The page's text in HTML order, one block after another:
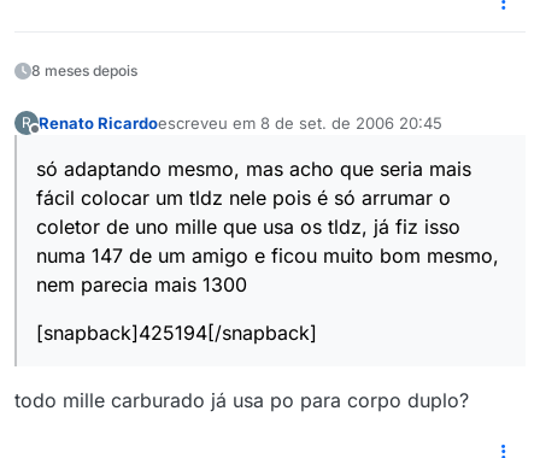
8 meses depois
R Renato Ricardoescreveu em 8 de set. de 2006 20:45
última edição por
só adaptando mesmo, mas acho que seria mais
fácil colocar um tldz nele pois é só arrumar o
coletor de uno mille que usa os tldz, já fiz isso
numa 147 de um amigo e ficou muito bom mesmo,
nem parecia mais 1300
[snapback]425194[/snapback]
todo mille carburado já usa po para corpo duplo?